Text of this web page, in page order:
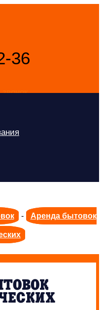
36
звонок
- Аренда бытовок